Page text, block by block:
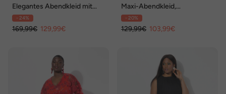
Elegantes Abendkleid mit
Pailletten
- 24%
169,99€ 129,99€
Maxi-Abendkleid,
doppellagig, Langarm
- 20%
129,99€ 103,99€